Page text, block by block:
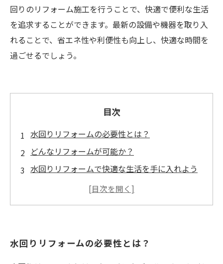
回りのリフォーム施工を行うことで、快適で便利な生活
を追求することができます。最新の設備や機器を取り入
れることで、省エネ性や利便性も向上し、快適な時間を
過ごせるでしょう。
目次
水回りリフォームの必要性とは？
どんなリフォームが可能か？
水回りリフォームで快適な生活を手に入れよう
プロに任せることで得られるメリットとは？
水回りリフォームをする前に知っておきたいこ
水回りリフォームの必要性とは？